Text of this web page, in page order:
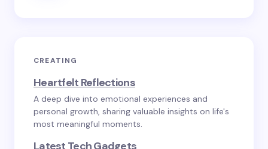
CREATING
Heartfelt Reflections
A deep dive into emotional experiences and
personal growth, sharing valuable insights on life's
most meaningful moments.
Latest Tech Gadgets